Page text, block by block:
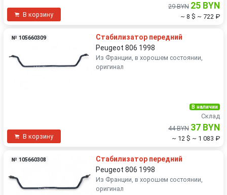
В корзину
29 BYN 25 BYN
~ 8 $ ~ 722 ₽
№ 105660309
Стабилизатор передний
Peugeot 806 1998
Из Франции, в хорошем состоянии,
оригинал
В корзину
В наличии
Склад
44 BYN 37 BYN
~ 12 $ ~ 1 083 ₽
№ 105660308
Стабилизатор передний
Peugeot 806 1998
Из Франции, в хорошем состоянии,
оригинал